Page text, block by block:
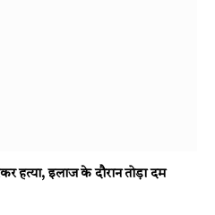
हत्या, इलाज के दौरान तोड़ा दम